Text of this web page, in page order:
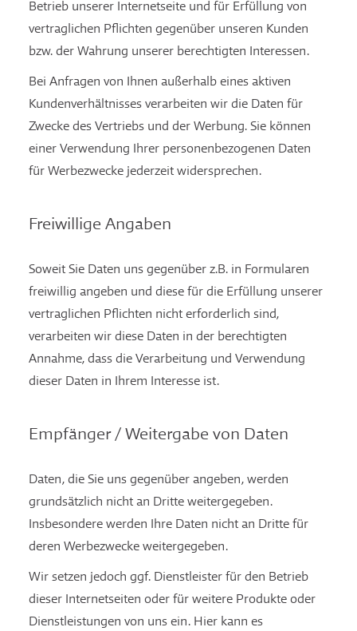
Betrieb unserer Internetseite und für Erfüllung von
vertraglichen Pflichten gegenüber unseren Kunden
bzw. der Wahrung unserer berechtigten Interessen.
Bei Anfragen von Ihnen außerhalb eines aktiven
Kundenverhältnisses verarbeiten wir die Daten für
Zwecke des Vertriebs und der Werbung. Sie können
einer Verwendung Ihrer personenbezogenen Daten
für Werbezwecke jederzeit widersprechen.
Freiwillige Angaben
Soweit Sie Daten uns gegenüber z.B. in Formularen
freiwillig angeben und diese für die Erfüllung unserer
vertraglichen Pflichten nicht erforderlich sind,
verarbeiten wir diese Daten in der berechtigten
Annahme, dass die Verarbeitung und Verwendung
dieser Daten in Ihrem Interesse ist.
Empfänger / Weitergabe von Daten
Daten, die Sie uns gegenüber angeben, werden
grundsätzlich nicht an Dritte weitergegeben.
Insbesondere werden Ihre Daten nicht an Dritte für
deren Werbezwecke weitergegeben.
Wir setzen jedoch ggf. Dienstleister für den Betrieb
dieser Internetseiten oder für weitere Produkte oder
Dienstleistungen von uns ein. Hier kann es